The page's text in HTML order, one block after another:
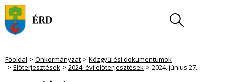
Főoldal Önkormányzat
Közgyűlési dokumentumok
Előterjesztések
2024. évi előterjesztések 2024. június 27.